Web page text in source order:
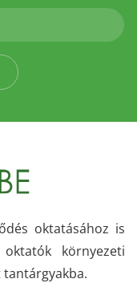
oktatásához is
környezeti